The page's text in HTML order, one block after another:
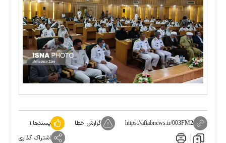
https://aftabnews.ir/003FM2 گزارش خطا پسندها:۱
اشتراک گذاری